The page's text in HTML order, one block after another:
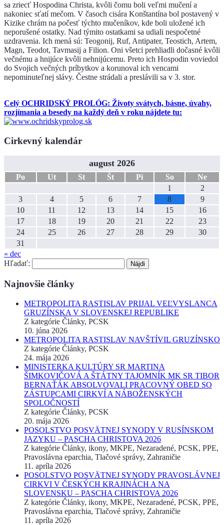
sa zriecť Hospodina Christa, kvôli čomu boli veľmi mučení a
nakoniec sťatí mečom. V časoch cisára Konštantína bol postavený v
Kizike chrám na počesť týchto mučeníkov, kde boli uložené ich
neporušené ostatky. Nad týmito ostatkami sa udiali nespočetné
uzdravenia. Ich mená sú: Teogonij, Ruf, Antipater, Teostich, Artem,
Magn, Teodot, Tavmasij a Filion. Oni všetci prehliadli dočasné kvôli
večnému a hnijúce kvôli nehnijúcemu. Preto ich Hospodin voviedol
do Svojich večných príbytkov a korunoval ich vencami
nepominuteľnej slávy. Čestne strádali a preslávili sa v 3. stor.
Celý OCHRIDSKÝ PROLÓG: Životy svátych, básne, úvahy,
rozjímania a besedy na každý deň v roku nájdete tu:
Cirkevný kalendár
august 2026
Po Ut St Št Pi So
Ne
1
2
3
4 5 6 7 8
9
10
11 12 13 14 15
16
17
18 19 20 21 22
23
24
25 26 27 28 29
30
31
« dec
Hľadať:
Najnovšie články
METROPOLITA RASTISLAV PRIJAL VEĽVYSLANCA
GRUZÍNSKA V SLOVENSKEJ REPUBLIKE
Z kategórie Články, PCSK
10. júna 2026
METROPOLITA RASTISLAV NAVŠTÍVIL GRUZÍNSKO
Z kategórie Články, PCSK
24. mája 2026
MINISTERKA KULTÚRY SR MARTINA
ŠIMKOVIČOVÁ A ŠTÁTNY TAJOMNÍK MK SR TIBOR
BERNAŤÁK ABSOLVOVALI PRACOVNÝ OBED SO
ZÁSTUPCAMI CIRKVÍ A NÁBOŽENSKÝCH
SPOLOČNOSTÍ
Z kategórie Články, PCSK
20. mája 2026
POSOLSTVO POSVÄTNEJ SYNODY V RUSÍNSKOM
JAZYKU – PASCHA CHRISTOVA 2026
Z kategórie Články, ikony, MKPE, Nezaradené, PCSK, PPE,
Pravoslávna eparchia, Tlačové správy, Zahraničie
11. apríla 2026
POSOLSTVO POSVÄTNEJ SYNODY PRAVOSLÁVNEJ
CIRKVI V ČESKÝCH KRAJINÁCH A NA
SLOVENSKU – PASCHA CHRISTOVA 2026
Z kategórie Články, ikony, MKPE, Nezaradené, PCSK, PPE,
Pravoslávna eparchia, Tlačové správy, Zahraničie
11. apríla 2026